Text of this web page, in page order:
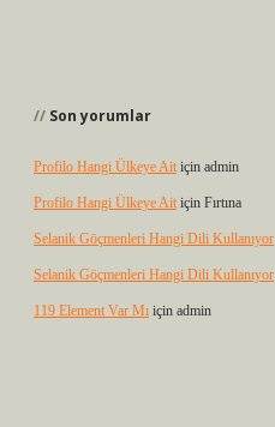
Son yorumlar
Profilo Hangi Ülkeye Ait için admin
Profilo Hangi Ülkeye Ait için Fırtına
Selanik Göçmenleri Hangi Dili Kullanıyor
Selanik Göçmenleri Hangi Dili Kullanıyor
119 Element Var Mı için admin